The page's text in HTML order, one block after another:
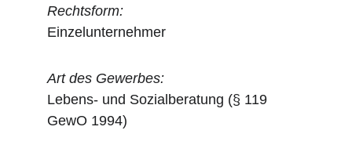
Rechtsform:
Einzelunternehmer​
Art des Gewerbes:
Lebens- und Sozialberatung (§ 119
GewO 1994)